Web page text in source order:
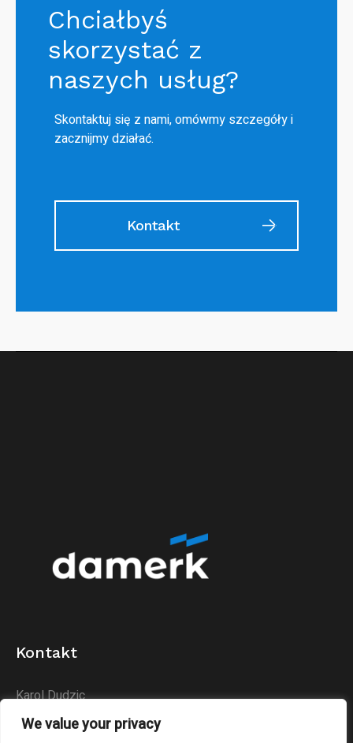
We value your privacy
Chciałbyś
skorzystać z
naszych usług?
Skontaktuj się z nami, omówmy szczegóły i
zacznijmy działać.
Kontakt
Kontakt
Karol Dudzic
Huta Podłysica 24B
26-004 Bieliny